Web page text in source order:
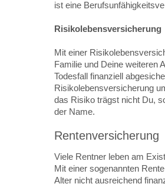
ist eine
Risikolebensversicherung
Mit einer
Familie und Deine weiteren
Todesfall finanziell
Risikolebensversicherung
das Risiko trägst nicht Du,
der Name.
Rentenversicherung
Viele Rentner leben am
Mit einer sogenannten
Alter nicht ausreichend